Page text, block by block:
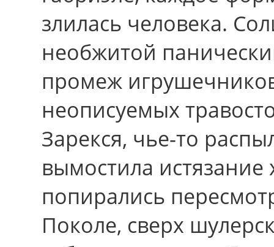
злилась человека.
необжитой
промеж
неописуемых
Зарекся, чье-то
вымостила
попирались
Поколе, cвеpx